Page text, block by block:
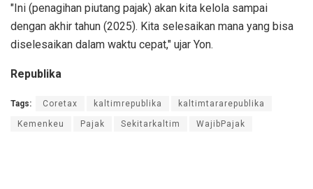
"Ini (penagihan piutang pajak) akan kita kelola sampai
dengan akhir tahun (2025). Kita selesaikan mana yang bisa
diselesaikan dalam waktu cepat," ujar Yon.
Republika
Tags: Coretax kaltimrepublika kaltimtararepublika
Kemenkeu Pajak Sekitarkaltim WajibPajak